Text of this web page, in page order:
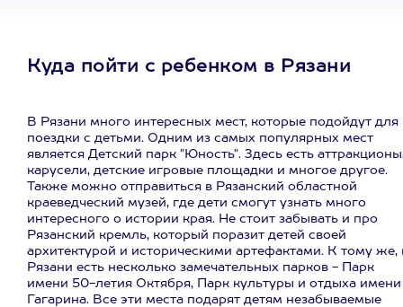
Куда пойти с ребенком в Рязани
В Рязани много интересных мест, которые подойдут для
поездки с детьми. Одним из самых популярных мест
является Детский парк "Юность". Здесь есть
карусели, детские игровые площадки и многое другое.
Также можно отправиться в Рязанский областной
краеведческий музей, где дети смогут узнать много
интересного о истории края. Не стоит забывать и про
Рязанский кремль, который поразит детей своей
архитектурой и историческими артефактами. К тому же,
Рязани есть несколько замечательных парков - Парк
имени 50-летия Октября, Парк культуры и отдыха имени
Гагарина. Все эти места подарят детям незабываемые